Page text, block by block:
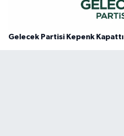
Gelecek Partisi Kepenk Kapattı